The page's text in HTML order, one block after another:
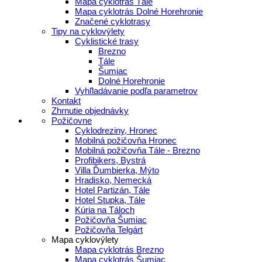
Mapa cyklotrás Dolné Horehronie
Značené cyklotrasy
Tipy na cyklovýlety
Cyklistické trasy
Brezno
Tále
Šumiac
Dolné Horehronie
Vyhľladávanie podľa parametrov
Kontakt
Zhrnutie objednávky
Požičovne
Cyklodreziny, Hronec
Mobilná požičovňa Hronec
Mobilná požičovňa Tále - Brezno
Profibikers, Bystrá
Villa Ďumbierka, Mýto
Hradisko, Nemecká
Hotel Partizán, Tále
Hotel Stupka, Tále
Kúria na Táloch
Požičovňa Šumiac
Požičovňa Telgárt
Mapa cyklovýlety
Mapa cyklotrás Brezno
Mapa cyklotrás Šumiac